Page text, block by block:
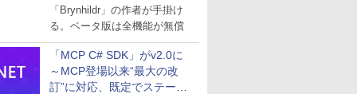
remote」
「Brynhildr」の作者が手掛け
る。ベータ版は全機能が無償
「MCP C# SDK」がv2.0に
～MCP登場以来“最大の改
訂”に対応、既定でステート